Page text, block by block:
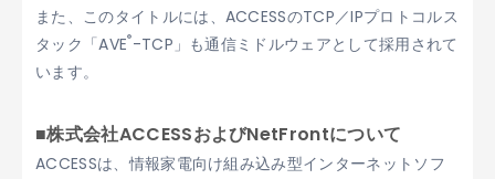
また、このタイトルには、ACCESSのTCP／IPプロトコルス
タック「AVE®-TCP」も通信ミドルウェアとして採用されて
います。
■株式会社ACCESSおよびNetFrontについて
ACCESSは、情報家電向け組み込み型インターネットソフ